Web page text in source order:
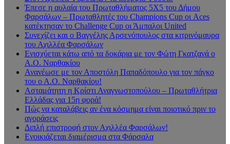
Έπεσε η αυλαία του Πρωταθλήματος 5Χ5 του Δήμου
Φαρσάλων – Πρωταθλητές του Champions Cup οι Aces
κατέκτησαν το Challenge Cup οι Άμπαλοι United
Συνεχίζει και ο Βαγγέλης Αρσενόπουλος στα κιτρινόμαυρα
του Αχιλλέα Φαρσάλων
Ενισχύεται κάτω από τα δοκάρια με τον Φώτη Γκατζανά ο
Α.Ο. Ναρθακίου
Ανανέωσε με τον Αποστόλη Παπαδόπουλο για τον πάγκο
του ο Α.Ο. Ναρθακίου!
Ασταμάτητη η Κρίστι Αναγνωστοπούλου – Πρωταθλήτρια
Ελλάδας για 15η φορά!
Πώς να καταλάβεις αν ένα κόσμημα είναι ποιοτικό πριν το
αγοράσεις
Διπλή επιστροφή στον Αχιλλέα Φαρσάλων!
Ενοικιάζεται διαμέρισμα στα Φάρσαλα